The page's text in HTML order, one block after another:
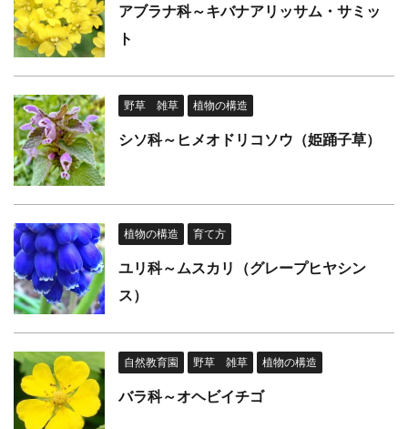
アブラナ科～キバナアリッサム・サミッ
ト
野草 雑草 植物の構造
シソ科～ヒメオドリコソウ（姫踊子草）
植物の構造 育て方
ユリ科～ムスカリ（グレープヒヤシン
ス）
自然教育園 野草 雑草 植物の構造
バラ科～オヘビイチゴ